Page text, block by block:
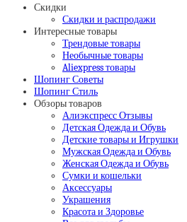
Скидки
Скидки и распродажи
Интересные товары
Трендовые товары
Необычные товары
Aliexpress товары
Шопинг Советы
Шопинг Стиль
Обзоры товаров
Алиэкспресс Отзывы
Детская Одежда и Обувь
Детские товары и Игрушки
Мужская Одежда и Обувь
Женская Одежда и Обувь
Сумки и кошельки
Аксессуары
Украшения
Красота и Здоровье